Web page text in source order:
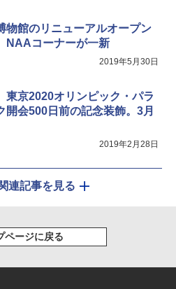
物館のリニューアルオープン
NAAコーナーが一新
2019年5月30日
東京2020オリンピック・パラ
開会500日前の記念装飾。3月
2019年2月28日
連記事を見る
ページに戻る